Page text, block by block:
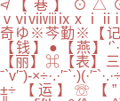
≮【巷】
ⅴⅵⅶⅷⅸⅹⅰⅱⅲⅳ
奇ゆ※芩勤※【记
【钱】●【燕】
【丽】⌘【表】
ˉ`v′ˉ)-
±÷【运】☏【”